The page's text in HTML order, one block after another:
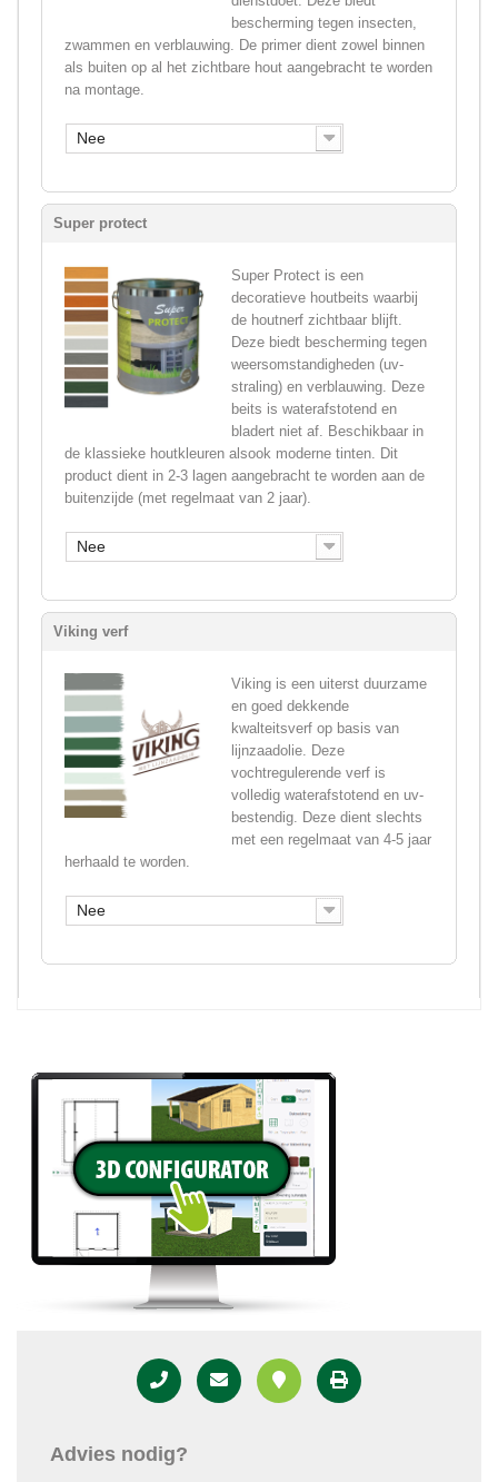
bescherming tegen insecten,
zwammen en verblauwing. De primer dient zowel binnen
als buiten op al het zichtbare hout aangebracht te worden
na montage.
Nee
Super protect
Super Protect is een
decoratieve houtbeits waarbij
de houtnerf zichtbaar blijft.
Deze biedt bescherming tegen
weersomstandigheden (uv-
straling) en verblauwing. Deze
beits is waterafstotend en
bladert niet af. Beschikbaar in
de klassieke houtkleuren alsook moderne tinten. Dit
product dient in 2-3 lagen aangebracht te worden aan de
buitenzijde (met regelmaat van 2 jaar).
Nee
Viking verf
Viking is een uiterst duurzame
en goed dekkende
kwalteitsverf op basis van
lijnzaadolie. Deze
vochtregulerende verf is
volledig waterafstotend en uv-
bestendig. Deze dient slechts
met een regelmaat van 4-5 jaar
herhaald te worden.
Nee
Advies nodig?